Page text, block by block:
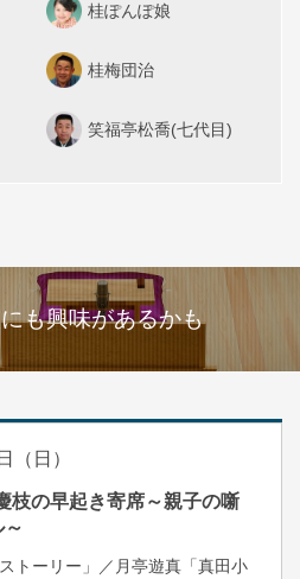
桂ぽんぽ娘
桂梅団治
笑福亭松喬(七代目)
も興味があるかも
日（日）
枝の早起き寄席～親子の噺
トーリー」／月亭遊真「真田小